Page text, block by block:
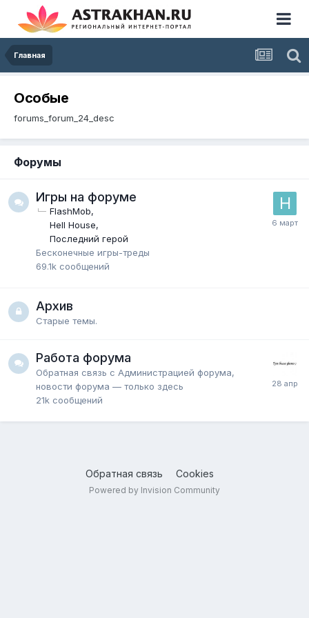
Главная
Особые
forums_forum_24_desc
Форумы
Игры на форуме
FlashMob
Hell House
Последний герой
Бесконечные игры-треды
69.1k сообщений
Архив
Старые темы.
Работа форума
Обратная связь с Администрацией форума,
новости форума — только здесь
21k сообщений
Обратная связь Cookies
Powered by Invision Community